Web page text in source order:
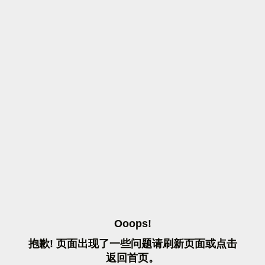
OOOPS!
抱歉! 页面出现了一些问题请刷 新页面或点击
返 回首页。